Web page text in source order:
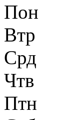
Пон
Втр
Срд
Чтв
Птн